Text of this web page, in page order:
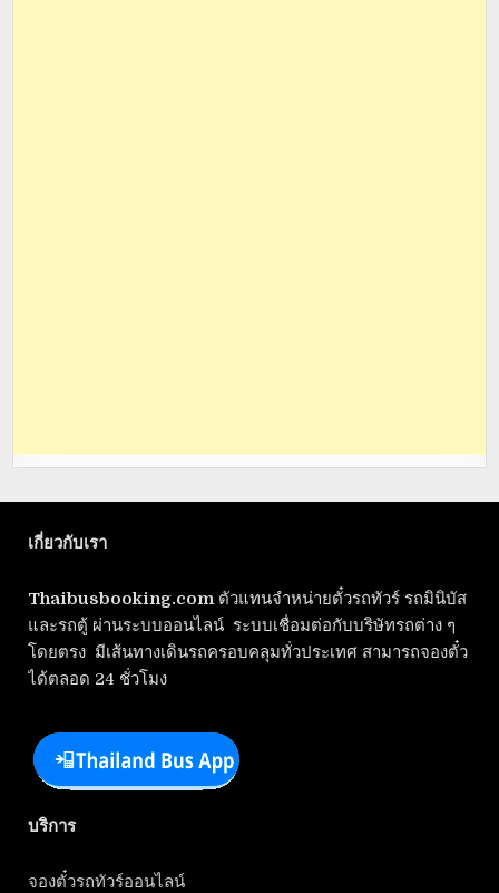
เกี่ยวกับเรา
Thaibusbooking.com ตัวแทนจำหน่ายตั๋วรถทัวร์ รถมินิบัส
และรถตู้ ผ่านระบบออนไลน์ ระบบเชื่อมต่อกับบริษัทรถต่าง ๆ
โดยตรง มีเส้นทางเดินรถครอบคลุมทั่วประเทศ สามารถจองตั๋ว
ได้ตลอด 24 ชั่วโมง
บริการ
จองตั๋วรถทัวร์ออนไลน์